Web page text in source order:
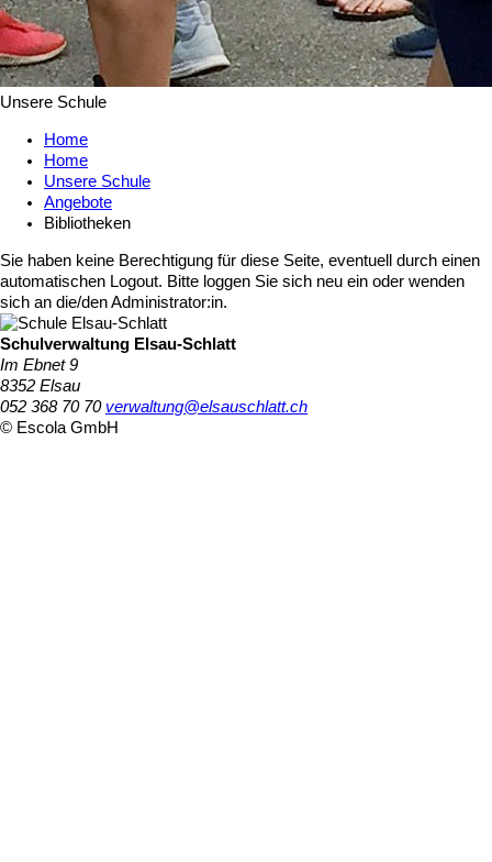
Unsere Schule
Home
Home
Unsere Schule
Angebote
Bibliotheken
Sie haben keine Berechtigung für diese Seite, eventuell durch einen
automatischen Logout. Bitte loggen Sie sich neu ein oder wenden
sich an die/den Administrator:in.
Schulverwaltung Elsau-Schlatt
Im Ebnet 9
8352 Elsau
052 368 70 70 verwaltung@elsauschlatt.ch
© Escola GmbH